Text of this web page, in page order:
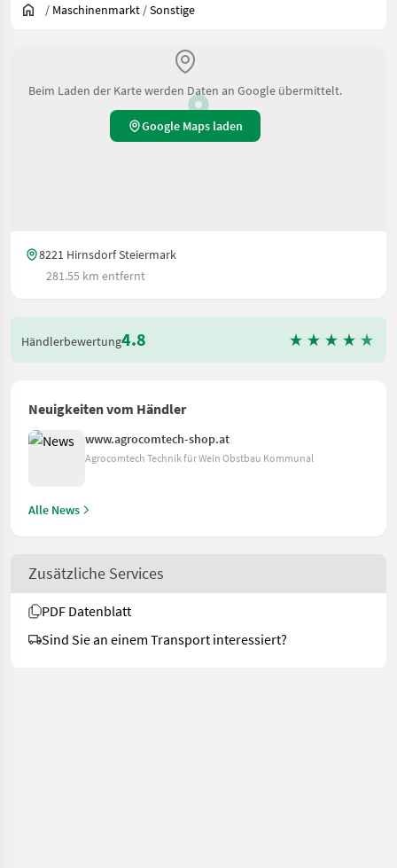
/ Maschinenmarkt /Sonstige
Beim Laden der Karte werden Daten an Google übermittelt.
Google Maps laden
8221 Hirnsdorf Steiermark
281.55 km entfernt
Händlerbewertung4.8
Neuigkeiten vom Händler
www.agrocomtech-shop.at
Agrocomtech Technik für Wein Obstbau Kommunal
Alle News
Zusätzliche Services
PDF Datenblatt
Sind Sie an einem Transport interessiert?